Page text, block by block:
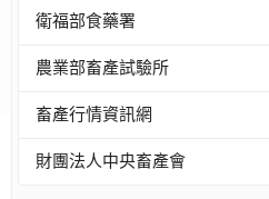
衛福部食藥署
農業部畜產試驗所
畜產行情資訊網
財團法人中央畜產會